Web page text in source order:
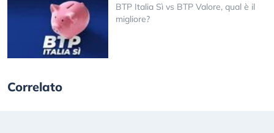
BTP Italia Sì vs BTP Valore, qual è il
migliore?
Correlato